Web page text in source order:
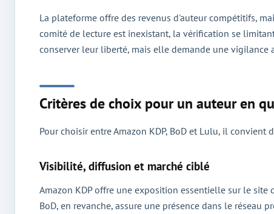
La plateforme offre des revenus d'auteur compétitifs,
comité de lecture est inexistant, la vérification se
conserver leur liberté, mais elle demande une
Critères de choix pour un auteur en
Pour choisir entre Amazon KDP, BoD et Lulu, il
Visibilité, diffusion et marché ciblé
Amazon KDP offre une exposition essentielle sur le
BoD, en revanche, assure une présence dans le